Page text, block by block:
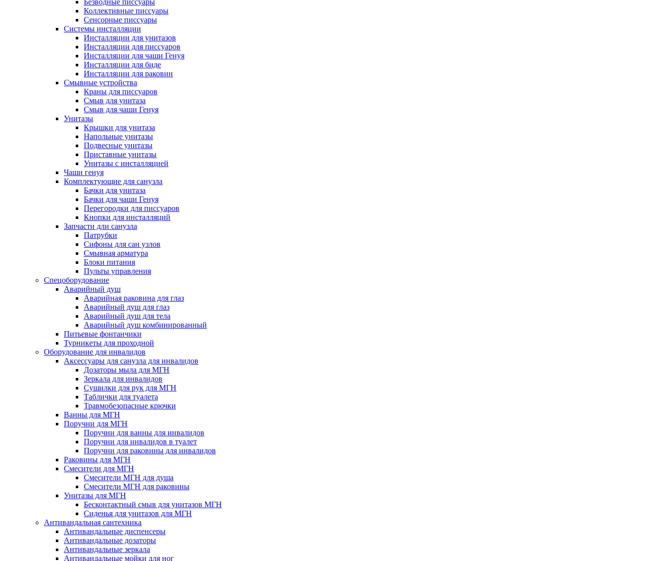
Безводные писсуары
Коллективные писсуары
Сенсорные писсуары
Системы инсталляции
Инсталляции для унитазов
Инсталляции для писсуаров
Инсталляции для чаши Генуя
Инсталляции для биде
Инсталляции для раковин
Смывные устройства
Краны для писсуаров
Смыв для унитаза
Смыв для чаши Генуя
Унитазы
Крышки для унитаза
Напольные унитазы
Подвесные унитазы
Приставные унитазы
Унитазы с инсталляцией
Чаши генуя
Комплектующие для санузла
Бачки для унитаза
Бачки для чаши Генуя
Перегородки для писсуаров
Кнопки для инсталляций
Запчасти дли санузла
Патрубки
Сифоны для сан узлов
Смывная арматура
Блоки питания
Пульты управления
Спецоборудование
Аварийный душ
Аварийная раковина для глаз
Аварийный душ для глаз
Аварийный душ для тела
Аварийный душ комбинированный
Питьевые фонтанчики
Турникеты для проходной
Оборудование для инвалидов
Аксессуары для санузла для инвалидов
Дозаторы мыла для МГН
Зеркала для инвалидов
Сушилки для рук для МГН
Таблички для туалета
Травмобезопасные крючки
Ванны для МГН
Поручни для МГН
Поручни для ванны для инвалидов
Поручни для инвалидов в туалет
Поручни для раковины для инвалидов
Раковины для МГН
Смесители для МГН
Смесители МГН для душа
Смесители МГН для раковины
Унитазы для МГН
Бесконтактный смыв для унитазов МГН
Сиденья для унитазов для МГН
Антивандальная сантехника
Антивандальные диспенсеры
Антивандальные дозаторы
Антивандальные зеркала
Антивандальные мойки для ног